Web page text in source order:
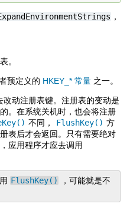
，
。
预定义的 HKEY_* 常量 之一。
改动注册表键。注册表的变动是
。在系统关机时，也会将注册
不同， FlushKey() 方
表后才会返回。只有需要绝对
应用程序才应去调用
FlushKey()
，可能就是不